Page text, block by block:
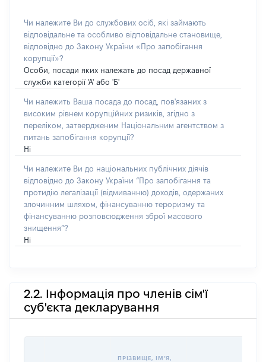
Чи належите Ви до службових осіб, які займають
відповідальне та особливо відповідальне становище,
відповідно до Закону України «Про запобігання
корупції»?
Особи, посади яких належать до посад державної
служби категорії 'А' або 'Б'
Чи належить Ваша посада до посад, пов'язаних з
високим рівнем корупційних ризиків, згідно з
переліком, затвердженим Національним агентством з
питань запобігання корупції?
Ні
Чи належите Ви до національних публічних діячів
відповідно до Закону України “Про запобігання та
протидію легалізації (відмиванню) доходів, одержаних
злочинним шляхом, фінансуванню тероризму та
фінансуванню розповсюдження зброї масового
знищення”?
Ні
2.2. Інформація про членів сім'ї
суб'єкта декларування
ПРІЗВИЩЕ, ІМʼЯ,